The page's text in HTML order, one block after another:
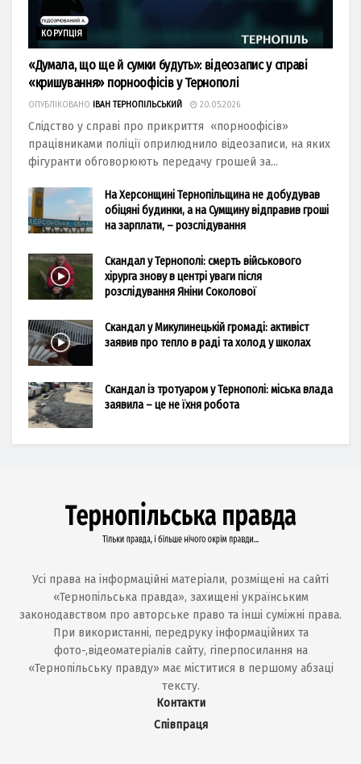
КОРУПЦІЯ
«Думала, що ще й сумки будуть»: відеозапис у справі
«кришування» порноофісів у Тернополі
ОПУБЛІКОВАНО ІВАН ТЕРНОПІЛЬСЬКИЙ 20.05.2026
Слідство у справі про прикриття «порноофісів»
працівниками поліції оприлюднило відеозаписи, на яких
фігуранти обговорюють передачу грошей за...
На Херсонщині Тернопільщина не добудував
обіцяні будинки, а на Сумщину відправив гроші
на зарплати, – розслідування
Скандал у Тернополі: смерть військового
хірурга знову в центрі уваги після
розслідування Яніни Соколової
Скандал у Микулинецькій громаді: активіст
заявив про тепло в раді та холод у школах
Скандал із тротуаром у Тернополі: міська влада
заявила – це не їхня робота
Усі права на інформаційні матеріали, розміщені на сайті
«Тернопільська правда», захищені українським
законодавством про авторське право та інші суміжні права.
При використанні, передруку інформаційних та
фото-,відеоматеріалів сайту, гіперпосилання на
«Тернопільську правду» має міститися в першому абзаці
тексту.
Контакти
Співпраця